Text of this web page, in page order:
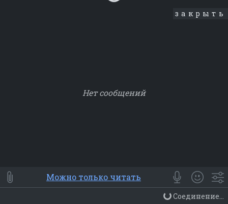
закрыть
Нет сообщений
⭐ Мои Smile
😀 Emoji
Смайлики
Люди Животные Еда Объекты
Можно только читать
Соединение...